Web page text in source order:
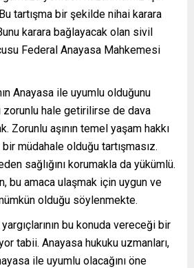
tartışma bir şekilde nihai karara
karara bağlayacak olan sivil
Federal Anayasa Mahkemesi
Anayasa ile uyumlu olduğunu
zorunlu hale getirilirse de dava
Zorunlu aşının temel yaşam hakkı
müdahale olduğu tartışmasız.
sağlığını korumakla da yükümlü.
bu amaca ulaşmak için uygun ve
olduğu söylenmekte.
bu konuda vereceği bir
tabii. Anayasa hukuku uzmanları,
ile uyumlu olacağını öne